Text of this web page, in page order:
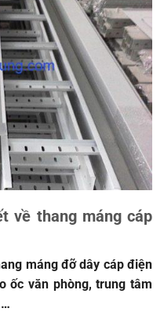
về thang máng cáp
máng đỡ dây cáp điện
ốc văn phòng, trung tâm